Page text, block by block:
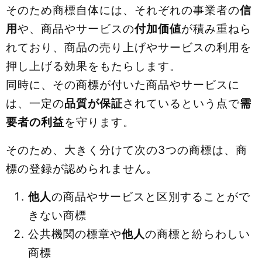
そのため商標自体には、それぞれの事業者の信
用や、商品やサービスの付加価値が積み重ねら
れており、商品の売り上げやサービスの利用を
押し上げる効果をもたらします。
同時に、その商標が付いた商品やサービスに
は、一定の品質が保証されているという点で需
要者の利益を守ります。
そのため、大きく分けて次の3つの商標は、商
標の登録が認められません。
他人の商品やサービスと区別することがで
きない商標
公共機関の標章や他人の商標と紛らわしい
商標